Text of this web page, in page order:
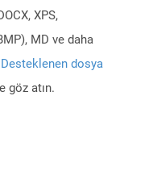
XPS,
MD ve daha
Desteklenen dosya
göz atın.